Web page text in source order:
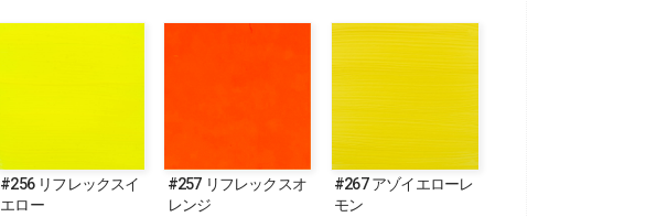
#256 リフレックスイ
エロー
#257 リフレックスオ
レンジ
#267 アゾイエローレ
モン